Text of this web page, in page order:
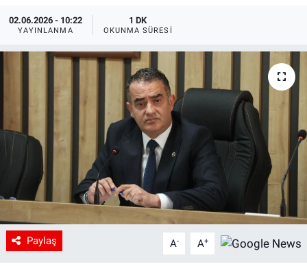
02.06.2026 - 10:22
YAYINLANMA
1 DK
OKUNMA SÜRESI
Paylaş A- A+